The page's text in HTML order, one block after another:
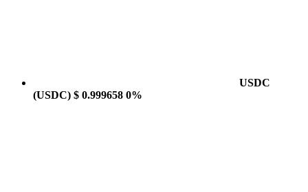
USDC
(USDC) $ 0.999658 0%